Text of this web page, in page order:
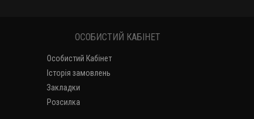
ОСОБИСТИЙ КАБІНЕТ
Особистий Кабінет
Історія замовлень
Закладки
Розсилка